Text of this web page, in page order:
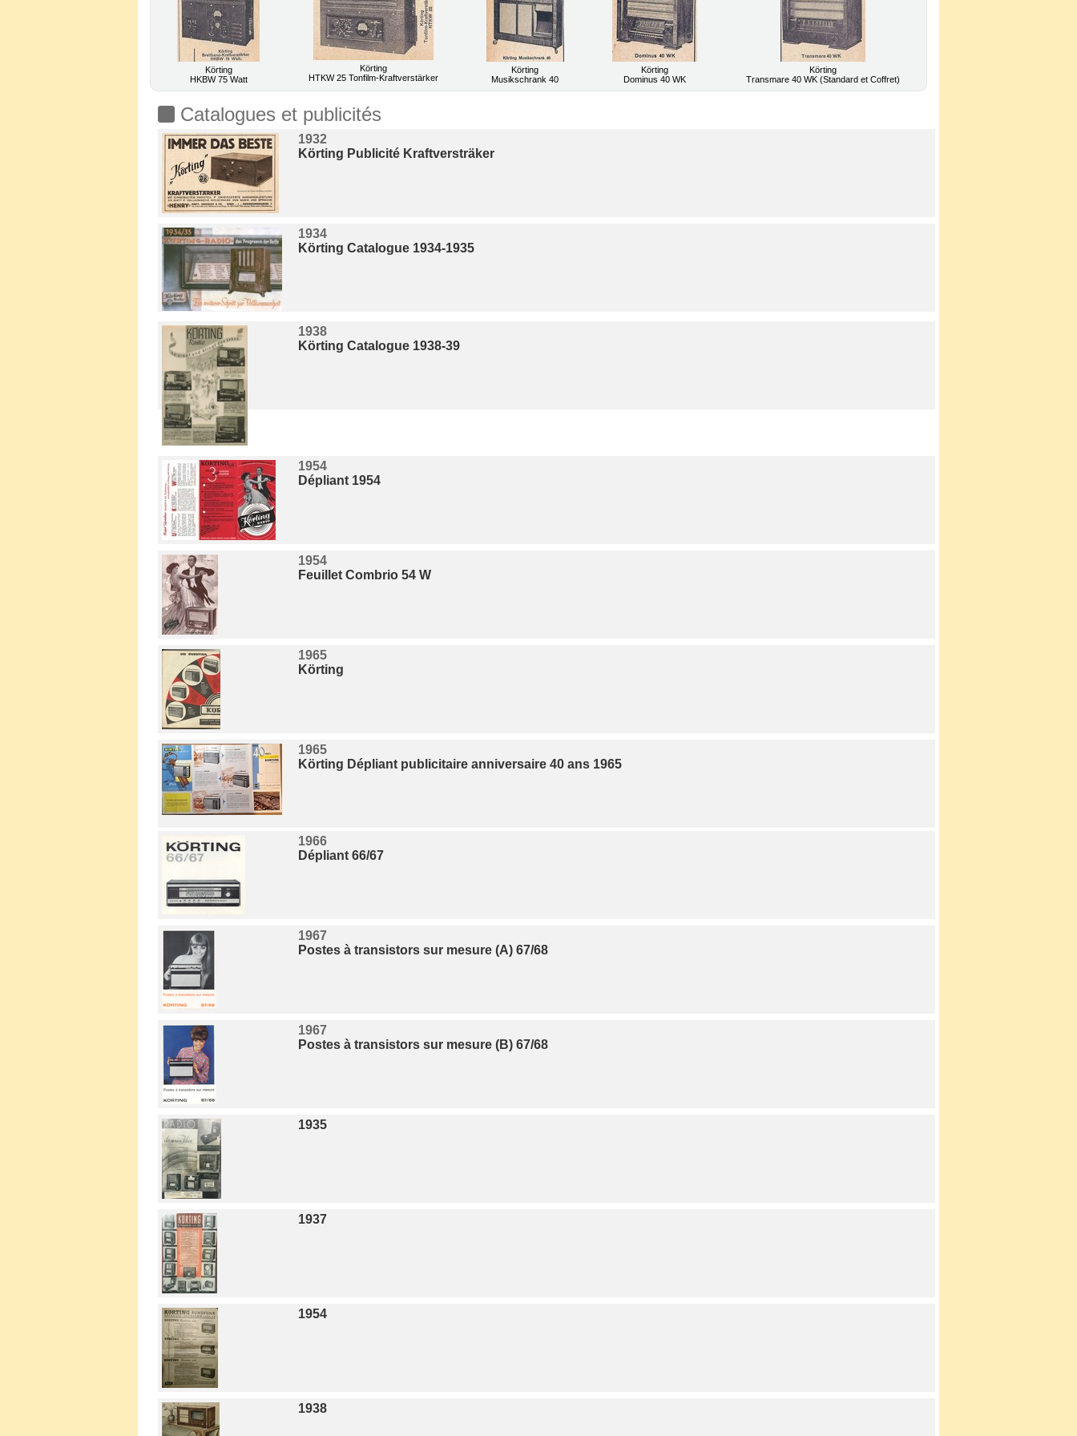
Körting
HKBW 75 Watt
Körting
HTKW 25 Tonfilm-Kraftverstärker
Körting
Musikschrank 40
Körting
Dominus 40 WK
Körting
Transmare 40 WK (Standard et Coffret)
Catalogues et publicités
1932
Körting Publicité Kraftversträker
1934
Körting Catalogue 1934-1935
1938
Körting Catalogue 1938-39
1954
Dépliant 1954
1954
Feuillet Combrio 54 W
1965
Körting
1965
Körting Dépliant publicitaire anniversaire 40 ans 1965
1966
Dépliant 66/67
1967
Postes à transistors sur mesure (A) 67/68
1967
Postes à transistors sur mesure (B) 67/68
1935
1937
1954
1938